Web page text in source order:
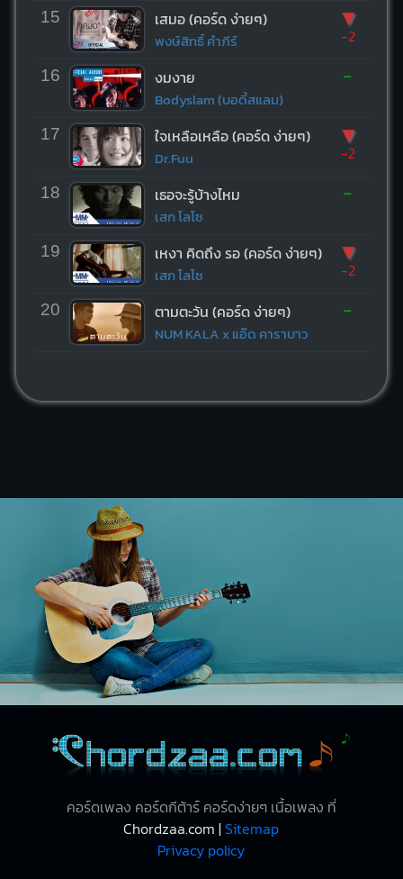
15 เสมอ (คอร์ด ง่ายๆ)
พงษ์สิทธิ์ คำภีร์
▼
-2
16 งมงาย
Bodyslam (บอดี้สแลม)
-
17 ใจเหลือเหลือ (คอร์ด ง่ายๆ)
Dr.Fuu
▼
-2
18 เธอจะรู้บ้างไหม
เสก โลโซ
-
19 เหงา คิดถึง รอ (คอร์ด ง่ายๆ)
เสก โลโซ
▼
-2
20 ตามตะวัน (คอร์ด ง่ายๆ)
NUM KALA x แอ๊ด คาราบาว
-
คอร์ดเพลง คอร์ดกีต้าร์ คอร์ดง่ายๆ เนื้อเพลง ที่
Chordzaa.com |Sitemap
Privacy policy